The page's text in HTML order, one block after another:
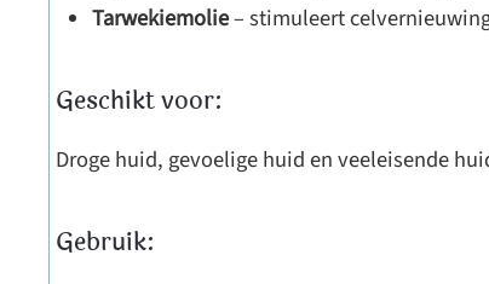
Tarwekiemolie– stimuleert
Geschikt voor:
Droge huid, gevoelige huid en veeleisende
Gebruik: